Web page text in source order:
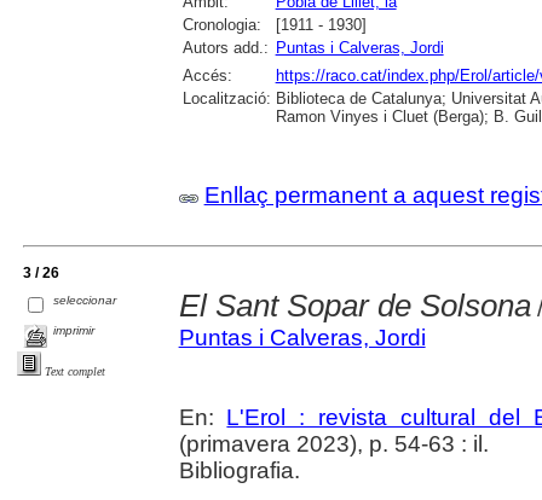
Cronologia:
[1911 - 1930]
Autors add.: Puntas i Calveras, Jordi
Accés:
https://raco.cat/index.php/Erol/
Localització: Biblioteca de Catalunya; Universitat
Ramon Vinyes i Cluet (Berga); B.
Enllaç permanent a aquest
3 / 26
seleccionar
imprimir
Text complet
El Sant Sopar de Solsona/
Puntas i Calveras, Jordi
En: L'Erol : revista cultural del
(primavera 2023), p. 54-63 : il.
Bibliografia.